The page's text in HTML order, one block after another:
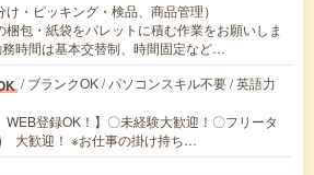
・ピッキング・検品、商品管理）
梱包・紙袋をパレットに積む作業をお願いしま
時間は基本交替制、時間固定など…
/ ブランクOK / パソコンスキル不要 / 英語力
WEB登録OK！】〇未経験大歓迎！〇フリータ
大歓迎！ ※お仕事の掛け持ち…